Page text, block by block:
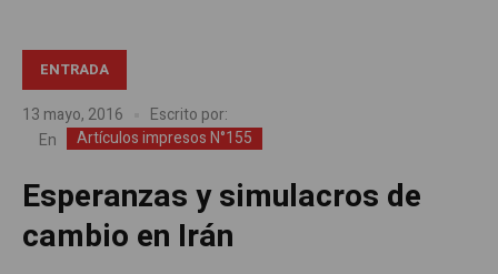
ENTRADA
13 mayo, 2016
Escrito por:
En
Artículos impresos N°155
Esperanzas y simulacros de
cambio en Irán